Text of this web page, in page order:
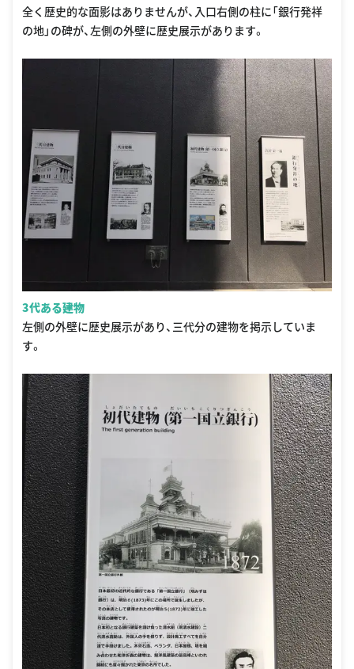
全く歴史的な面影はありませんが、入口右側の柱に「銀行発祥
の地」の碑が、左側の外壁に歴史展示があります。
3代ある建物
左側の外壁に歴史展示があり、三代分の建物を掲示していま
す。